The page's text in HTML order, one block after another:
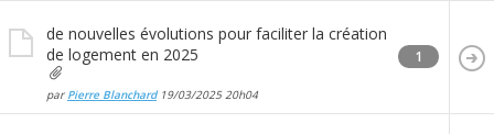
de nouvelles évolutions pour faciliter la création
de logement en 2025
par Pierre Blanchard19/03/202520h04
1